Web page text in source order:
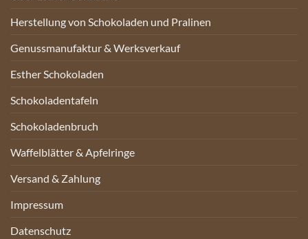
Herstellung von Schokoladen und Pralinen
Genussmanufaktur & Werksverkauf
Esther Schokoladen
Schokoladentafeln
Schokoladenbruch
Waffelblätter & Apfelringe
Versand & Zahlung
Impressum
Datenschutz